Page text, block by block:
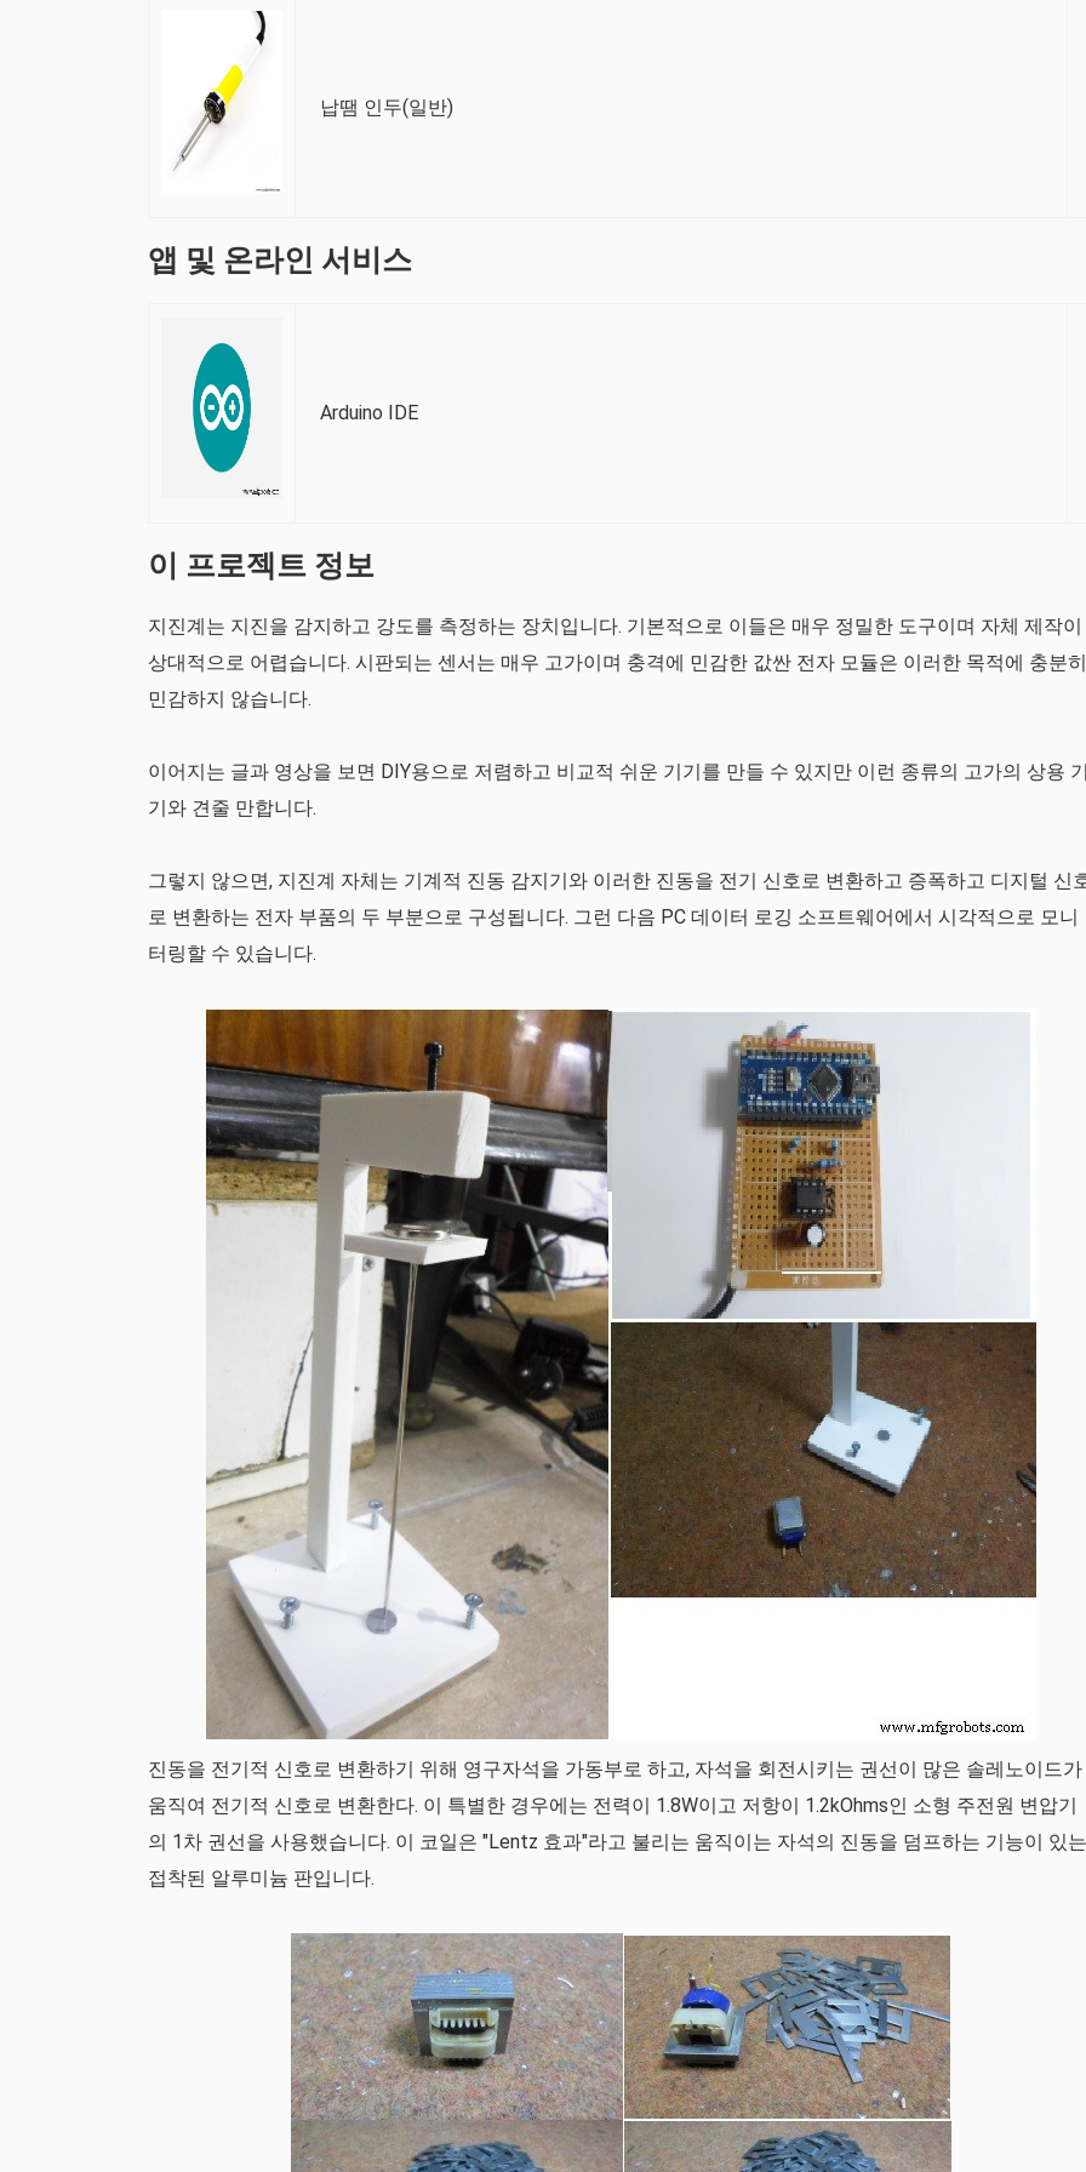
납땜 인두(일반)
앱 및 온라인 서비스
Arduino IDE
이 프로젝트 정보
지진계는 지진을 감지하고 강도를 측정하는 장치입니다. 기본적으로 이들은 매우 정밀한 도구이며 자체 제작이
상대적으로 어렵습니다. 시판되는 센서는 매우 고가이며 충격에 민감한 값싼 전자 모듈은 이러한 목적에 충분히
민감하지 않습니다.
이어지는 글과 영상을 보면 DIY용으로 저렴하고 비교적 쉬운 기기를 만들 수 있지만 이런 종류의 고가의 상용 기
기와 견줄 만합니다.
그렇지 않으면, 지진계 자체는 기계적 진동 감지기와 이러한 진동을 전기 신호로 변환하고 증폭하고 디지털 신
로 변환하는 전자 부품의 두 부분으로 구성됩니다. 그런 다음 PC 데이터 로깅 소프트웨어에서 시각적으로 모니
터링할 수 있습니다.
진동을 전기적 신호로 변환하기 위해 영구자석을 가동부로 하고, 자석을 회전시키는 권선이 많은 솔레노이드가
움직여 전기적 신호로 변환한다. 이 특별한 경우에는 전력이 1.8W이고 저항이 1.2kOhms인 소형 주전원 변압기
의 1차 권선을 사용했습니다. 이 코일은 "Lentz 효과"라고 ​​불리는 움직이는 자석의 진동을 덤프하는 기능이 있는
접착된 알루미늄 판입니다.